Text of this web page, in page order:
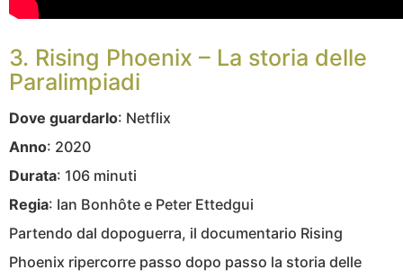
3. Rising Phoenix – La storia delle
Paralimpiadi
Dove guardarlo: Netflix
Anno: 2020
Durata: 106 minuti
Regia: Ian Bonhôte e Peter Ettedgui
Partendo dal dopoguerra, il documentario Rising
Phoenix ripercorre passo dopo passo la storia delle